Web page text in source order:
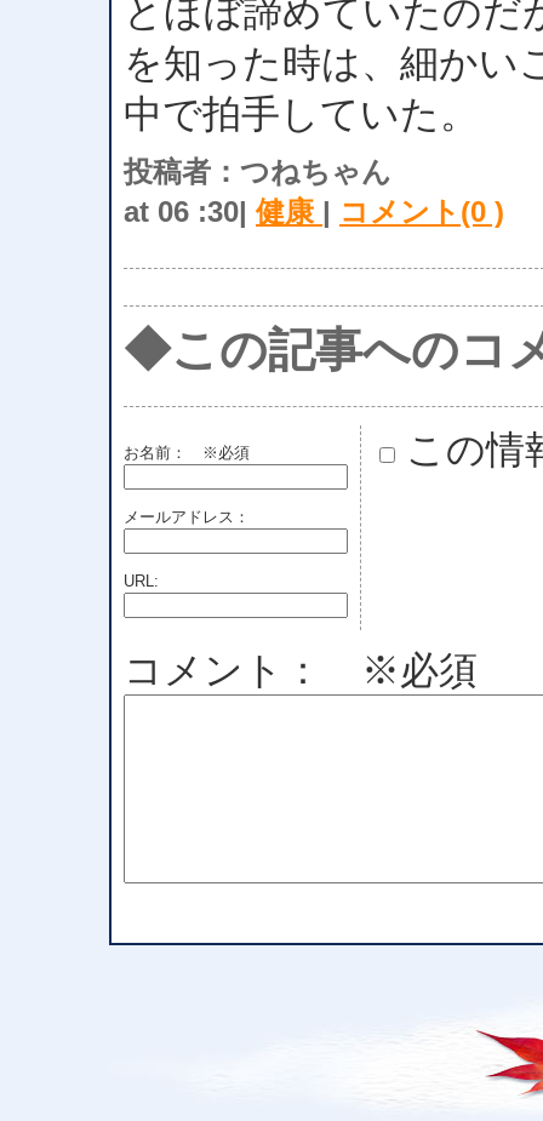
とほぼ諦めていたのだ
を知った時は、細かい
中で拍手していた。
投稿者：つねちゃん
at 06 :30|健康 | コメント(0 )
◆この記事へのコ
お名前： ※必須
メールアドレス：
URL:
この情
コメント： ※必須